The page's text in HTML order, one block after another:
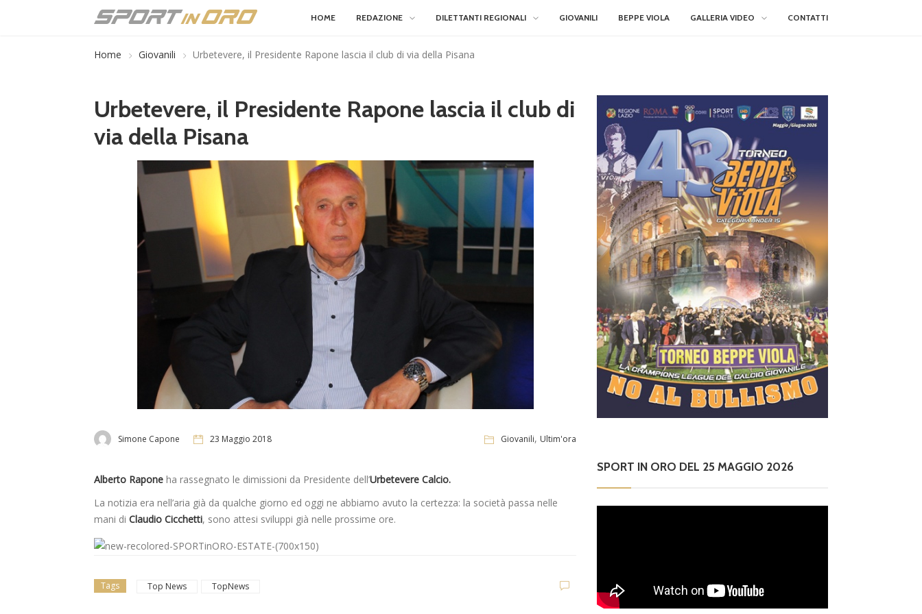
HOME REDAZIONE DILETTANTI REGIONALI GIOVANILI BEPPE VIOLA GALLERIA VIDEO CONTATTI
Home Giovanili Urbetevere, il Presidente Rapone lascia il club di via della Pisana
Urbetevere, il Presidente Rapone lascia il club di
via della Pisana
Simone Capone 23 Maggio 2018 Giovanili, Ultim'ora
Alberto Rapone ha rassegnato le dimissioni da Presidente dell’Urbetevere Calcio.
La notizia era nell’aria già da qualche giorno ed oggi ne abbiamo avuto la certezza: la società passa nelle
mani di Claudio Cicchetti, sono attesi sviluppi già nelle prossime ore.
Tags Top News TopNews
SPORT IN ORO DEL 25 MAGGIO 2026